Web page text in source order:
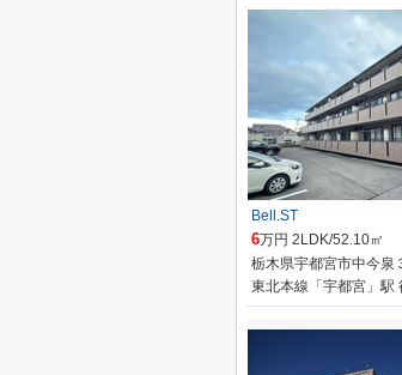
Bell.ST
6万円 2LDK/52.10㎡
栃木県宇都宮市中今泉
東北本線「宇都宮」駅